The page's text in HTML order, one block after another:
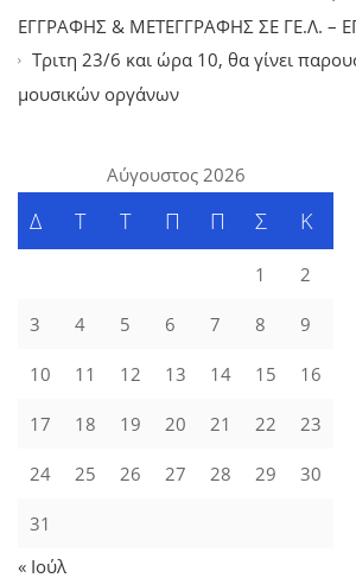
ΕΓΓΡΑΦΗΣ & ΜΕΤΕΓΓΡΑΦΗΣ ΣΕ ΓΕ.Λ. –
Tριτη 23/6 και ώρα 10, θα γίνει
μουσικών οργάνων
Αύγουστος 2026
Δ Τ Τ Π Π Σ Κ
1 2
3 4 5 6 7 8 9
10 11 12 13 14 15 16
17 18 19 20 21 22 23
24 25 26 27 28 29 30
31
« Ιούλ